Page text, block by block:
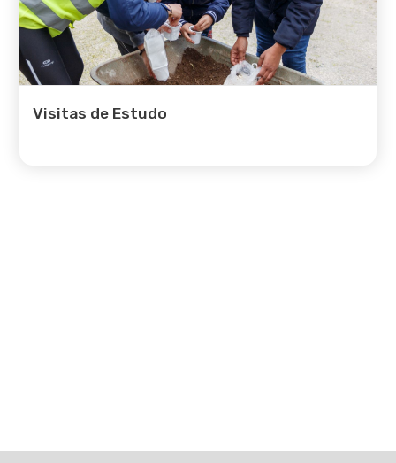
Equipamentos
Eventos
Visitas de Estudo